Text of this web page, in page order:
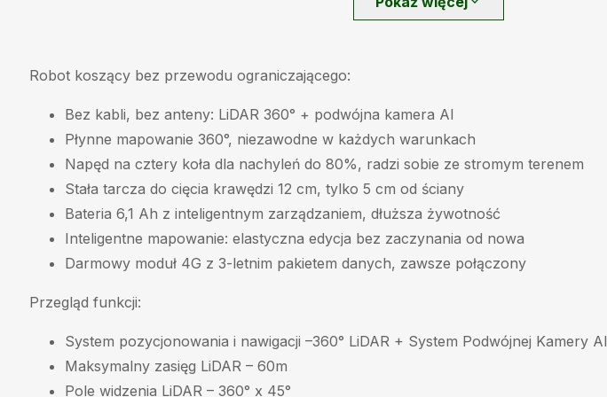
Robot koszący bez przewodu ograniczającego:
Bez kabli, bez anteny: LiDAR 360° + podwójna kamera AI
Płynne mapowanie 360°, niezawodne w każdych warunkach
Napęd na cztery koła dla nachyleń do 80%, radzi sobie ze stromym terenem
Stała tarcza do cięcia krawędzi 12 cm, tylko 5 cm od ściany
Bateria 6,1 Ah z inteligentnym zarządzaniem, dłuższa żywotność
Inteligentne mapowanie: elastyczna edycja bez zaczynania od nowa
Darmowy moduł 4G z 3-letnim pakietem danych, zawsze połączony
Przegląd funkcji:
System pozycjonowania i nawigacji –360° LiDAR + System Podwójnej Kamery AI
Maksymalny zasięg LiDAR – 60m
Pole widzenia LiDAR – 360° x 45°